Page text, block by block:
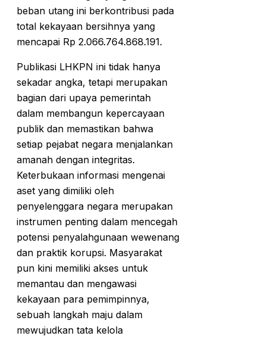
beban utang ini berkontribusi pada
total kekayaan bersihnya yang
mencapai Rp 2.066.764.868.191.
Publikasi LHKPN ini tidak hanya
sekadar angka, tetapi merupakan
bagian dari upaya pemerintah
dalam membangun kepercayaan
publik dan memastikan bahwa
setiap pejabat negara menjalankan
amanah dengan integritas.
Keterbukaan informasi mengenai
aset yang dimiliki oleh
penyelenggara negara merupakan
instrumen penting dalam mencegah
potensi penyalahgunaan wewenang
dan praktik korupsi. Masyarakat
pun kini memiliki akses untuk
memantau dan mengawasi
kekayaan para pemimpinnya,
sebuah langkah maju dalam
mewujudkan tata kelola